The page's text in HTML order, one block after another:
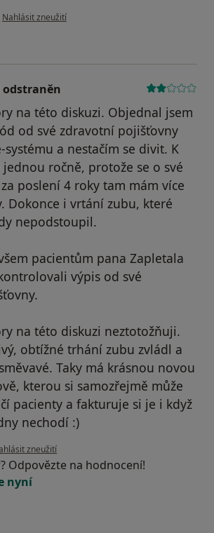
podle názoru uživatele Pacient
Nahlásit zneužití
odstraněn
na této diskuzi. Objednal jsem
od své zdravotní pojišťovny
a nestačím se divit. K
ročně, protože se o své
poslení 4 roky tam mám více
Dokonce i vrtání zubu, které
nepodstoupil.
pacientům pana Zapletala
výpis od své
na této diskuzi neztotožňuji.
obtížné trhání zubu zvládl a
Taky má krásnou novou
kterou si samozřejmě může
pacienty a fakturuje si je i když
nechodí :)
názoru uživatele Váš účet byl odstraněn
zneužití
Odpovězte na hodnocení!
nyní